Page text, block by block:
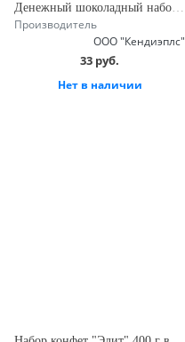
Денежный шоколадный набор 150 г
Производитель
ООО "Кендиэплс"
33 руб.
Нет в наличии